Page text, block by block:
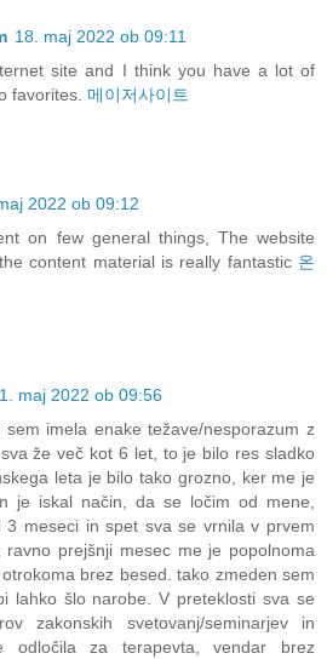
18. maj 2022 ob 09:11
site and I think you have a lot of
favorites. 메이저사이트
2022 ob 09:12
on few general things, The website
content material is really fantastic 온
maj 2022 ob 09:56
sem imela enake težave/nesporazum z
že več kot 6 let, to je bilo res sladko
leta je bilo tako grozno, ker me je
je iskal način, da se ločim od mene,
3 meseci in spet sva se vrnila v prvem
prejšnji mesec me je popolnoma
brez besed. tako zmeden sem
lahko šlo narobe. V preteklosti sva se
zakonskih svetovanj/seminarjev in
odločila za terapevta, vendar brez